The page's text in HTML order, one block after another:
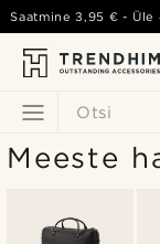
Otsi
Saatmine3,95 € - Üle
Meeste